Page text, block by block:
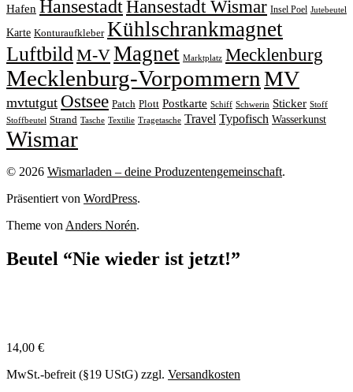
Hafen HansestadtHansestadt Wismar Insel Poel Jutebeutel
Karte Konturaufkleber Kühlschrankmagnet
LuftbildM-VMagnet Marktplatz Mecklenburg
Mecklenburg-VorpommernMV
mvtutgut Ostsee Patch Plott Postkarte Schiff Schwerin Sticker Stoff
Stoffbeutel Strand Tasche Textilie Tragetasche Travel Typofisch Wasserkunst
Wismar
© 2026 Wismarladen – deine Produzentengemeinschaft.
Präsentiert von WordPress.
Theme von Anders Norén.
Beutel “Nie wieder ist jetzt!”
14,00 €
MwSt.-befreit (§19 UStG) zzgl. Versandkosten